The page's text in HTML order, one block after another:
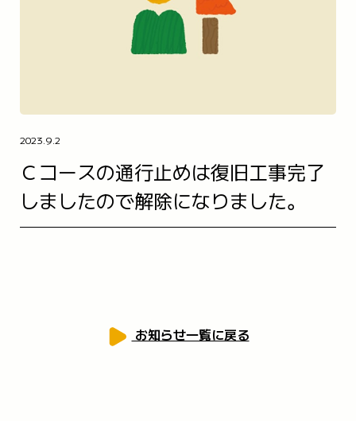
アクセス
Q&A
お問い合わせ
TEL 059-394-2350
FAX 059-394-2440
2023.9.2
Ｃコースの通行止めは復旧工事完了
しましたので解除になりました。
お知らせ一覧に戻る